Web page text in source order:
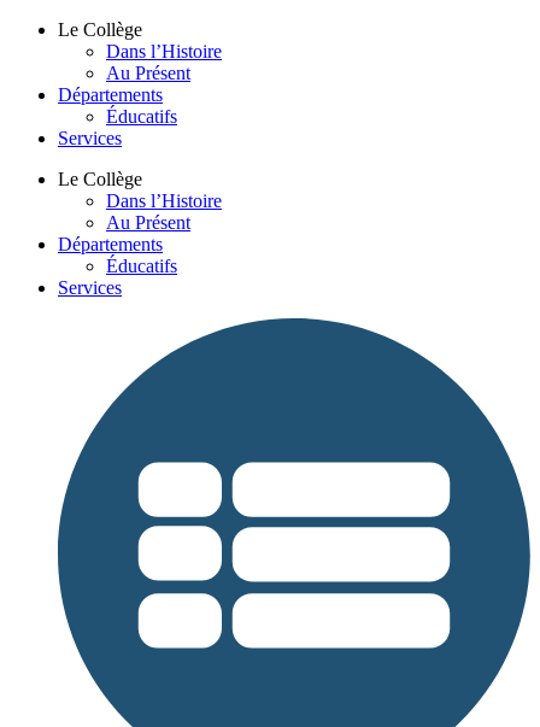
Le Collège
Dans l’Histoire
Au Présent
Départements
Éducatifs
Services
Le Collège
Dans l’Histoire
Au Présent
Départements
Éducatifs
Services